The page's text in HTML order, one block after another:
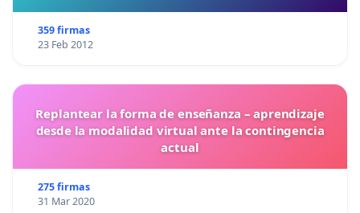
359 firmas
23 Feb 2012
Replantear la forma de enseñanza – aprendizaje
desde la modalidad virtual ante la contingencia
actual
275 firmas
31 Mar 2020